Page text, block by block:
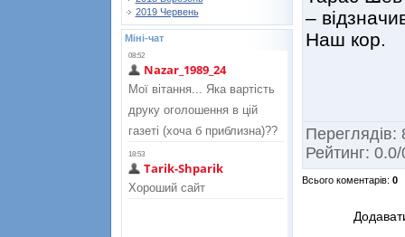
2019 Червень
Міні-чат
–
Наш кор.
Переглядів:
Рейтинг: 0.0/
Всього коментарів: 0